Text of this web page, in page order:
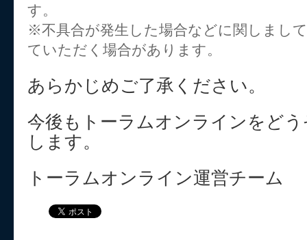
す。
※不具合が発生した場合などに関しまし
ていただく場合があります。
あらかじめご了承ください。
今後もトーラムオンラインをど
します。
トーラムオンライン運営チーム